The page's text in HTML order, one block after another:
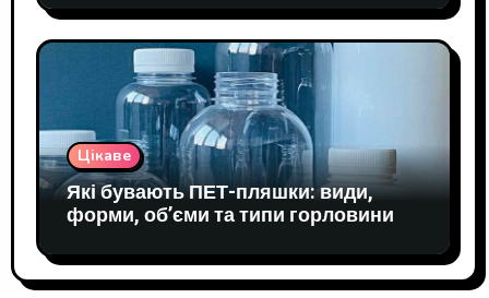
Цікаве
Які бувають ПЕТ-пляшки: види,
форми, об’єми та типи горловини